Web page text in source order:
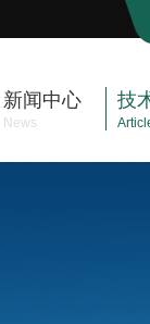
新闻中心
News
技